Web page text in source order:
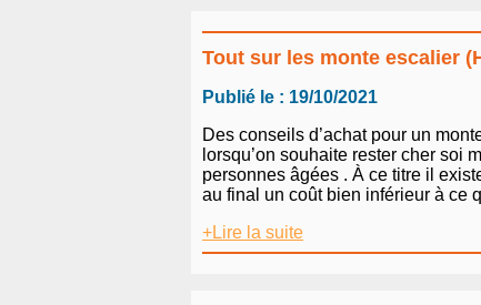
Tout sur les monte escalier
Publié le : 19/10/2021
Des conseils d’achat pour un
lorsqu’on souhaite rester cher soi
personnes âgées . À ce titre il
au final un coût bien inférieur à ce
+Lire la suite